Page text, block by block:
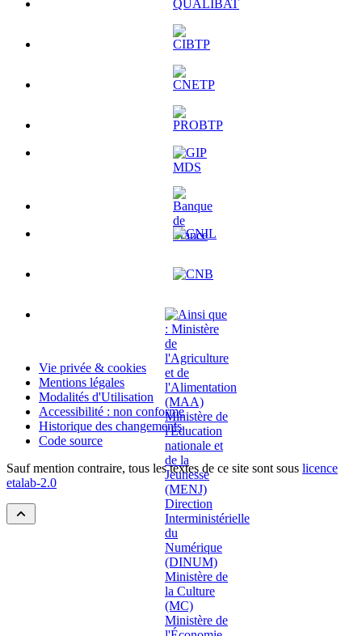
Vie privée & cookies
Mentions légales
Modalités d'Utilisation
Accessibilité : non conforme
Historique des changements
Code source
Sauf mention contraire, tous les textes de ce site sont sous licence
etalab-2.0